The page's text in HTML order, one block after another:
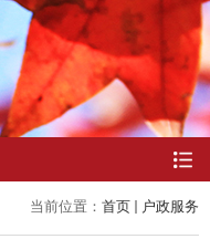
当前位置： 首页 户政服务